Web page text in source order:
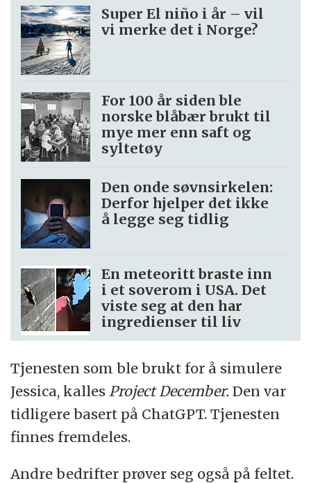
Super El niño i år – vil
vi merke det i Norge?
For 100 år siden ble
norske blåbær brukt til
mye mer enn saft og
syltetøy
Den onde søvnsirkelen:
Derfor hjelper det ikke
å legge seg tidlig
En meteoritt braste inn
i et soverom i USA. Det
viste seg at den har
ingredienser til liv
Tjenesten som ble brukt for å simulere
Jessica, kalles Project December. Den var
tidligere basert på ChatGPT. Tjenesten
finnes fremdeles.
Andre bedrifter prøver seg også på feltet.